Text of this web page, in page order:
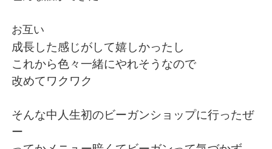
English
繁體中文
العربية Deutsch
お互い
成長した感じがして嬉しかったし
これから色々一緒にやれそうなので
改めてワクワク
そんな中人生初のビーガンショップに行ったぜ
ー